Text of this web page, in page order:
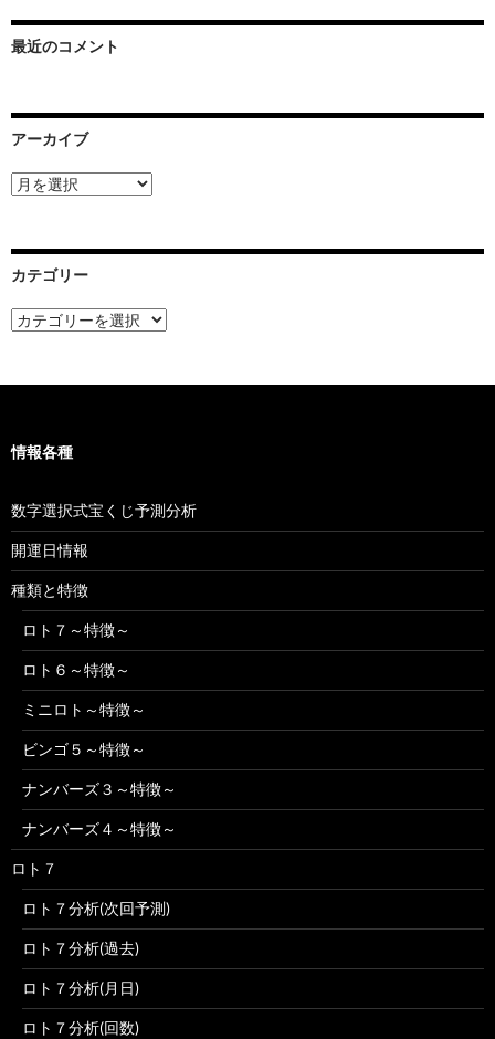
最近のコメント
アーカイブ
ア
ー
ブ
カテゴリー
カ
テ
情報各種
数字選択式宝くじ予測分析
開運日情報
種類と特徴
ロト７～特徴～
ロト６～特徴～
ミニロト～特徴～
ビンゴ５～特徴～
ナンバーズ３～特徴～
ナンバーズ４～特徴～
ロト７
ロト７分析(次回予測)
ロト７分析(過去)
ロト７分析(月日)
ロト７分析(回数)